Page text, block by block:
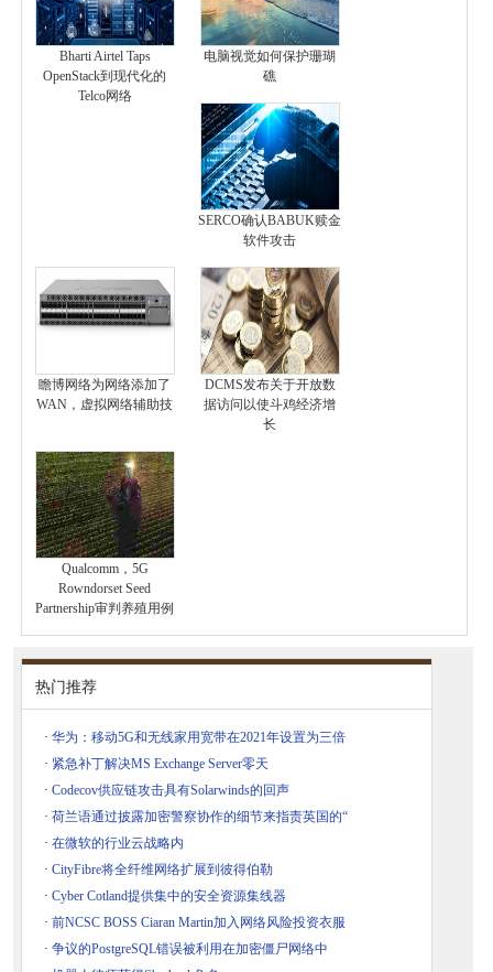
Bharti Airtel Taps
OpenStack到现代化的
Telco网络
电脑视觉如何保护珊瑚
礁
SERCO确认BABUK赎金
软件攻击
瞻博网络为网络添加了
WAN，虚拟网络辅助技
DCMS发布关于开放数
据访问以使斗鸡经济增
长
Qualcomm，5G
Rowndorset Seed
Partnership审判养殖用例
热门推荐
· 华为：移动5G和无线家用宽带在2021年设置为三倍
· 紧急补丁解决MS Exchange Server零天
· Codecov供应链攻击具有Solarwinds的回声
· 荷兰语通过披露加密警察协作的细节来指责英国的“
· 在微软的行业云战略内
· CityFibre将全纤维网络扩展到彼得伯勒
· Cyber​​ Cotland提供集中的安全资源集线器
· 前NCSC BOSS Ciaran Martin加入网络风险投资衣服
· 争议的PostgreSQL错误被利用在加密僵尸网络中